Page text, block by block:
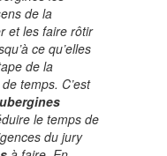
de la
et les faire rôtir
ce qu’elles
de la
temps. C’est
le temps de
du jury